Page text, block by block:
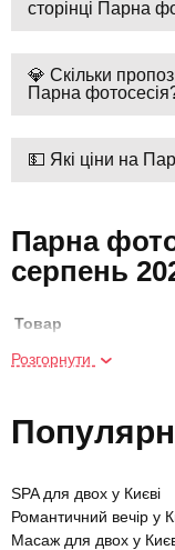
сторінці Парна
💎 Скільки
Парна
💵 Які ціни на
Парна
серпень
Товар
Фотосесія Open Air
Експрес-фотосесія
Розгорнути
SPA для двох у Києві
Романтичний вечір у
Масаж для двох у